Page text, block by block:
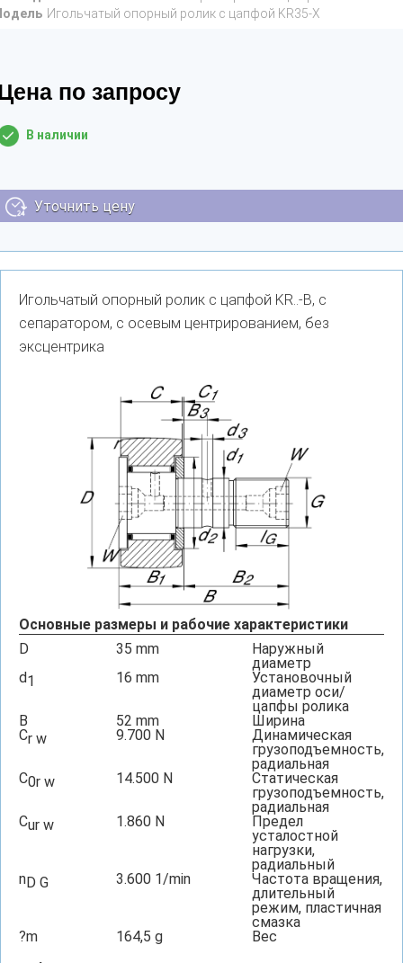
Игольчатый опорный ролик с цапфой KR35-X
по запросу
В наличии
Уточнить цену
Игольчатый опорный ролик с цапфой KR..-B, с
сепаратором, с осевым центрированием, без
эксцентрика
Основные размеры и рабочие характеристики
D
35 mm
Наружный
диаметр
d1 16 mm
Установочный
диаметр оси/
цапфы ролика
B
52 mm
Ширина
Cr w 9.700 N
Динамическая
грузоподъемность,
радиальная
C0r w 14.500 N
Статическая
грузоподъемность,
радиальная
Cur w 1.860 N
Предел
усталостной
нагрузки,
радиальный
nD G 3.600 1/min
Частота вращения,
длительный
режим, пластичная
смазка
?m
164,5 g
Вес